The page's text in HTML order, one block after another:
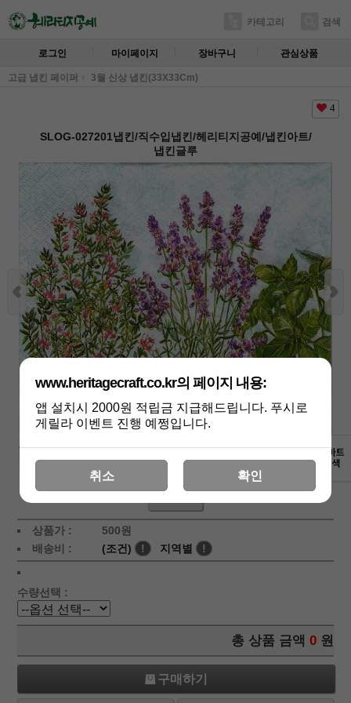
카테고리 검색
로그인 마이페이지 장바구니 관심상품
고급 냅킨 페이퍼 3월 신상 냅킨(33X33Cm)
4
SLOG-027201냅킨/직수입냅킨/헤리티지공예/냅킨아트/
냅킨글루
상품가 : 500원
배송비 :
(조건) ! 지역별 !
수량선택 :
총 상품 금액 0 원
구매하기
www.heritagecraft.co.kr의 페이지 내용:
앱 설치시 2000원 적립금 지급해드립니다. 푸시로
게릴라 이벤트 진행 예쩡입니다.
취소 확인